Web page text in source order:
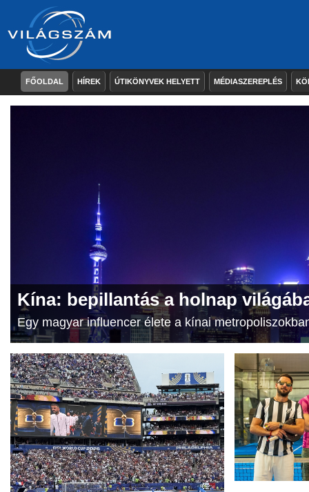
FŐOLDAL HÍREK ÚTIKÖNYVEK HELYETT MÉDIASZEREPLÉS
Kína: bepillantás a holnap
Egy magyar influencer élete a kínai